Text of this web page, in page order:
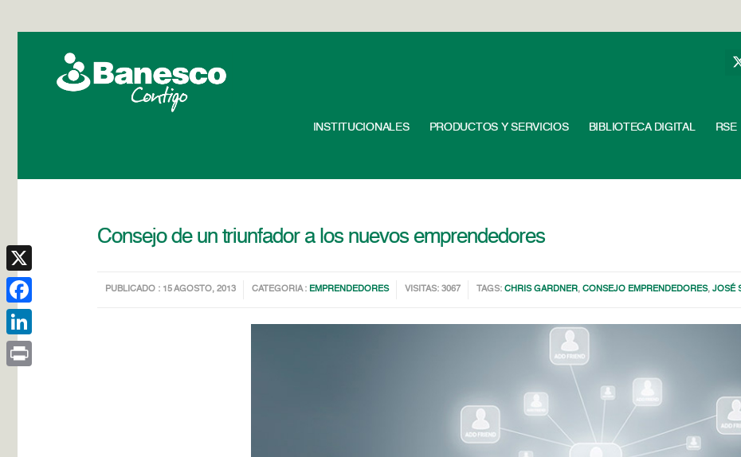
INSTITUCIONALES PRODUCTOS Y SERVICIOS BIBLIOTECA DIGITAL RSE
Consejo de un triunfador a los nuevos emprendedores
PUBLICADO : 15 AGOSTO, 2013 CATEGORIA : EMPRENDEDORES VISITAS: 3067 TAGS:CHRIS GARDNER,CONSEJO EMPRENDEDORES,JOSÉ
X
Facebook
LinkedIn